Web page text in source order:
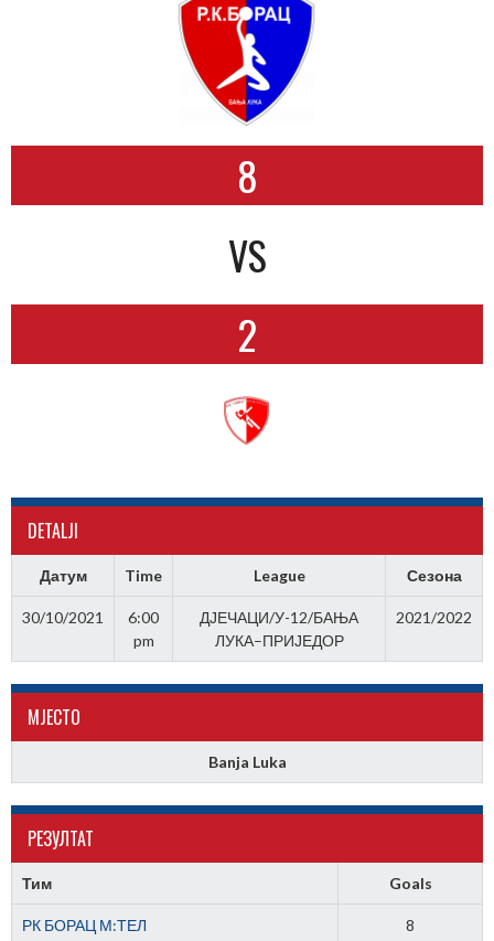
8
VS
2
DETALJI
Датум Time League Сезона
30/10/2021
6:00
pm
ДЈЕЧАЦИ/У-12/БАЊА
ЛУКА–ПРИЈЕДОР
2021/2022
МJЕСТО
Banja Luka
РЕЗУЛТАТ
Тим Goals
РК БОРАЦ М:ТЕЛ 8